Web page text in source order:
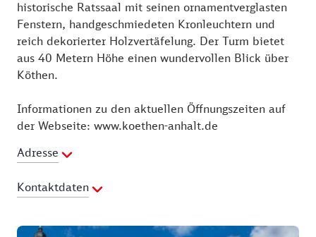
historische Ratssaal mit seinen ornamentverglasten
Fenstern, handgeschmiedeten Kronleuchtern und
reich dekorierter Holzvertäfelung. Der Turm bietet
aus 40 Metern Höhe einen wundervollen Blick über
Köthen.
Informationen zu den aktuellen Öffnungszeiten auf
der Webseite: www.koethen-anhalt.de
Adresse
Kontaktdaten